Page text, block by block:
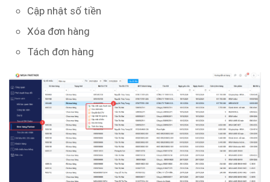
Cập nhật số tiền
Xóa đơn hàng
Tách đơn hàng